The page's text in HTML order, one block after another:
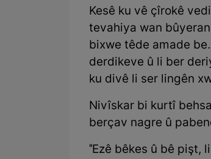
Kesê ku vê çîrokê
tevahiya wan
bixwe têde amade
derdikeve û li ber
ku divê li ser lingên
Nivîskar bi kurtî
berçav nagre û
"Ezê bêkes û bê pişt,